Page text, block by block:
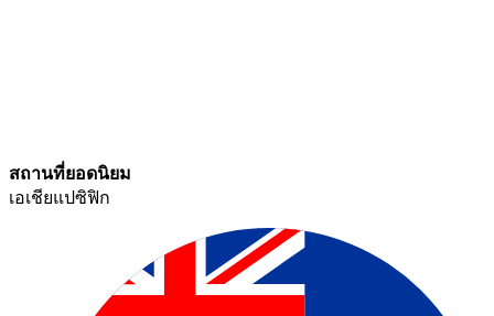
สถานที่ยอดนิยม​​
เอเชียแปซิฟิก​​